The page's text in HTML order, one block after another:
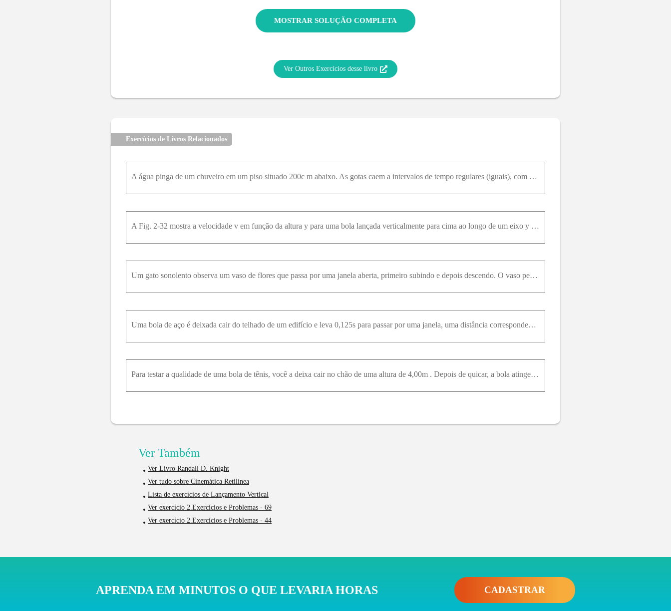
MOSTRAR SOLUÇÃO COMPLETA
Ver Outros Exercícios desse livro
Exercícios de Livros Relacionados
A água pinga de um chuveiro em um piso situado 200c m abaixo. As gotas caem a intervalos de tempo regulares (iguais), com a primeira gota atingindo o piso quando a quarta gota começa a cair. Quando a
A Fig. 2-32 mostra a velocidade v em função da altura y para uma bola lançada verticalmente para cima ao longo de um eixo y . A distância d é 0,40m . A velocidade na altura y A é v A . A velocidade na
Um gato sonolento observa um vaso de flores que passa por uma janela aberta, primeiro subindo e depois descendo. O vaso permanece à vista por um tempo total de 0,50s e a altura da janela é 2,00m . Que
Uma bola de aço é deixada cair do telhado de um edifício e leva 0,125s para passar por uma janela, uma distância correspondente a 1,20m . A bola quica em uma calçada e torna a passar pela janela, de b
Para testar a qualidade de uma bola de tênis, você a deixa cair no chão de uma altura de 4,00m . Depois de quicar, a bola atinge uma altura de 2,00m . Se a bola permanece em contato com o piso por 12,
Ver Também
Ver Livro Randall D. Knight
Ver tudo sobre Cinemática Retilínea
Lista de exercícios de Lançamento Vertical
Ver exercício 2.Exercícios e Problemas - 69
Ver exercício 2.Exercícios e Problemas - 44
APRENDA EM MINUTOS O QUE LEVARIA HORAS CADASTRAR